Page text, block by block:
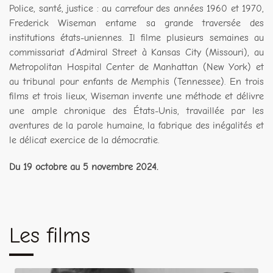
Police, santé, justice : au carrefour des années 1960 et 1970,
Frederick Wiseman entame sa grande traversée des
institutions états-uniennes. Il filme plusieurs semaines au
commissariat d’Admiral Street à Kansas City (Missouri), au
Metropolitan Hospital Center de Manhattan (New York) et
au tribunal pour enfants de Memphis (Tennessee). En trois
films et trois lieux, Wiseman invente une méthode et délivre
une ample chronique des États-Unis, travaillée par les
aventures de la parole humaine, la fabrique des inégalités et
le délicat exercice de la démocratie.
Du 19 octobre au 5 novembre 2024.
Les films